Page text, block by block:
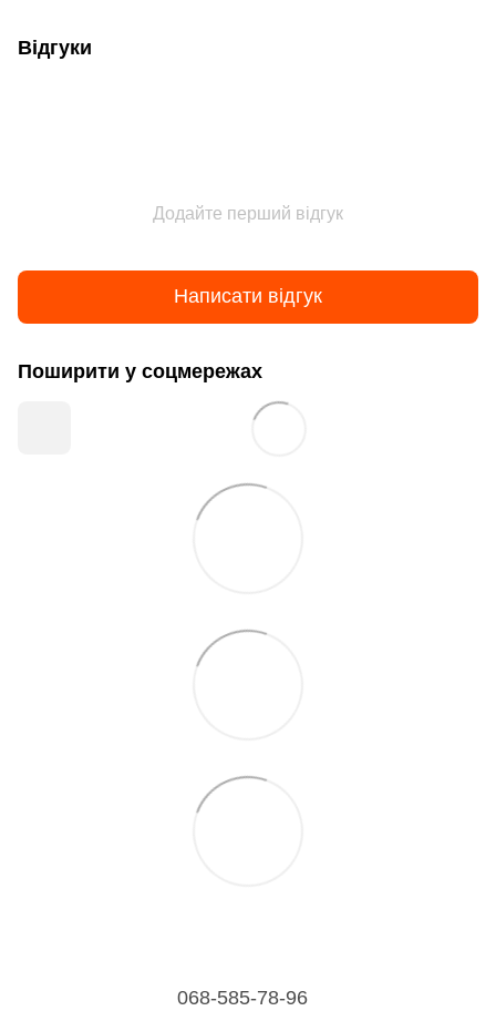
Відгуки
Додайте перший відгук
Написати відгук
Поширити у соцмережах
068-585-78-96